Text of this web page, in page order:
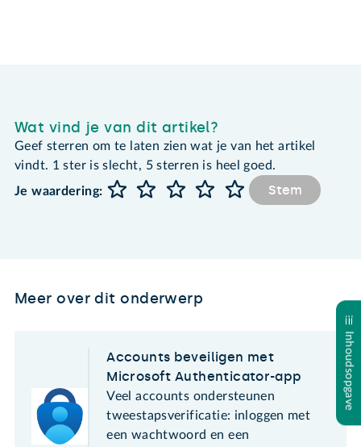
Inhoudsopgave
Wat vind je van dit artikel?
Geef sterren om te laten zien wat je van het artikel
vindt. 1 ster is slecht, 5 sterren is heel goed.
Je waardering:
Stem
Meer over dit onderwerp
Accounts beveiligen met
Microsoft Authenticator-app
Veel accounts ondersteunen
tweestapsverificatie: inloggen met
een wachtwoord en een